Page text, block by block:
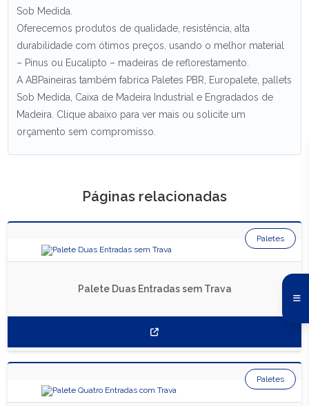
Sob Medida.
Oferecemos produtos de qualidade, resistência, alta
durabilidade com ótimos preços, usando o melhor material
– Pinus ou Eucalipto – madeiras de reflorestamento.
A ABPaineiras também fabrica Paletes PBR, Europalete, pallets
Sob Medida, Caixa de Madeira Industrial e Engradados de
Madeira. Clique abaixo para ver mais ou solicite um
orçamento sem compromisso.
Páginas relacionadas
Palete Duas Entradas sem Trava
Paletes
Paletes